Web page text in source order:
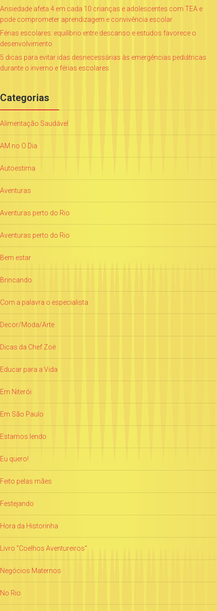
Ansiedade afeta 4 em cada 10 crianças e adolescentes com TEA e
pode comprometer aprendizagem e convivência escolar
Férias escolares: equilíbrio entre descanso e estudos favorece o
desenvolvimento
5 dicas para evitar idas desnecessárias às emergências pediátricas
durante o inverno e férias escolares
Categorias
Alimentação Saudável
AM no O Dia
Autoestima
Aventuras
Aventuras perto do Rio
Aventuras perto do Rio
Bem estar
Brincando
Com a palavra o especialista
Decor/Moda/Arte
Dicas da Chef Zoë
Educar para a Vida
Em Niterói
Em São Paulo
Estamos lendo
Eu quero!
Feito pelas mães
Festejando
Hora da Historinha
Livro "Coelhos Aventureiros"
Negócios Maternos
No Rio